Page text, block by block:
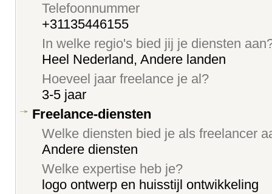
Telefoonnummer
+31135446155
In welke regio's bied jij je diensten
Heel Nederland, Andere landen
Hoeveel jaar freelance je al?
3-5 jaar
Freelance-diensten
Welke diensten bied je als freelancer
Andere diensten
Welke expertise heb je?
logo ontwerp en huisstijl ontwikkeling